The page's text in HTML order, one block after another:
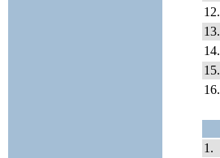
12.
13.
14.
15.
16.
1.